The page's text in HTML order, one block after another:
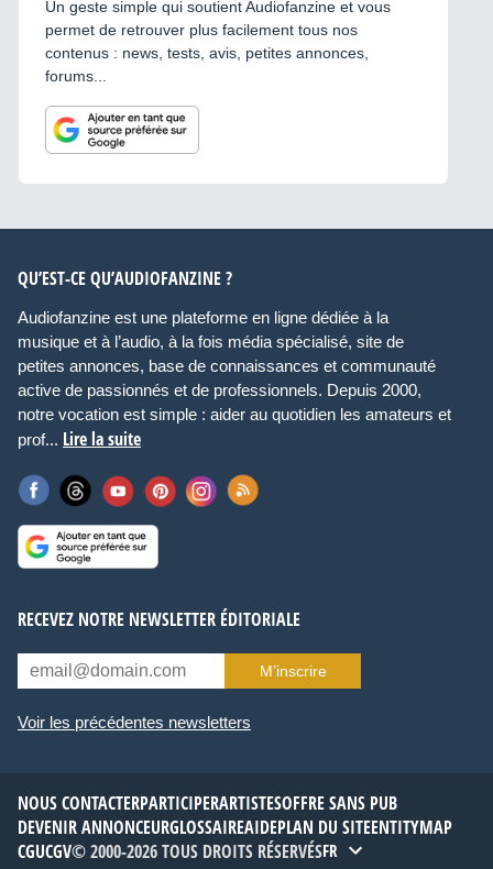
Un geste simple qui soutient Audiofanzine et vous
permet de retrouver plus facilement tous nos
contenus : news, tests, avis, petites annonces,
forums...
QU’EST-CE QU’AUDIOFANZINE ?
Audiofanzine est une plateforme en ligne dédiée à la
musique et à l’audio, à la fois média spécialisé, site de
petites annonces, base de connaissances et communauté
active de passionnés et de professionnels. Depuis 2000,
notre vocation est simple : aider au quotidien les amateurs et
prof... Lire la suite
RECEVEZ NOTRE NEWSLETTER ÉDITORIALE
M’inscrire
Voir les précédentes newsletters
NOUS CONTACTERPARTICIPERARTISTESOFFRE SANS PUB
DEVENIR ANNONCEURGLOSSAIREAIDEPLAN DU SITEENTITYMAP
CGUCGV© 2000-2026 TOUS DROITS RÉSERVÉSFR